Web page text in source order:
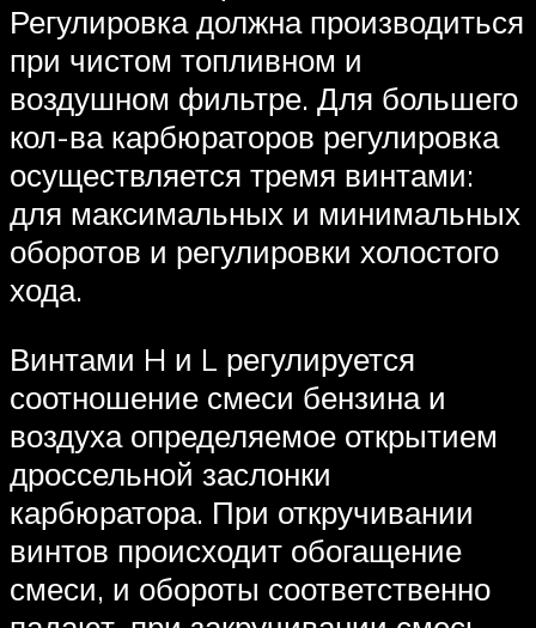
Регулировка должна производиться
при чистом топливном и
воздушном фильтре. Для большего
кол-ва карбюраторов регулировка
осуществляется тремя винтами:
для максимальных и минимальных
оборотов и регулировки холостого
хода.
Винтами H и L регулируется
соотношение смеси бензина и
воздуха определяемое открытием
дроссельной заслонки
карбюратора. При откручивании
винтов происходит обогащение
смеси, и обороты соответственно